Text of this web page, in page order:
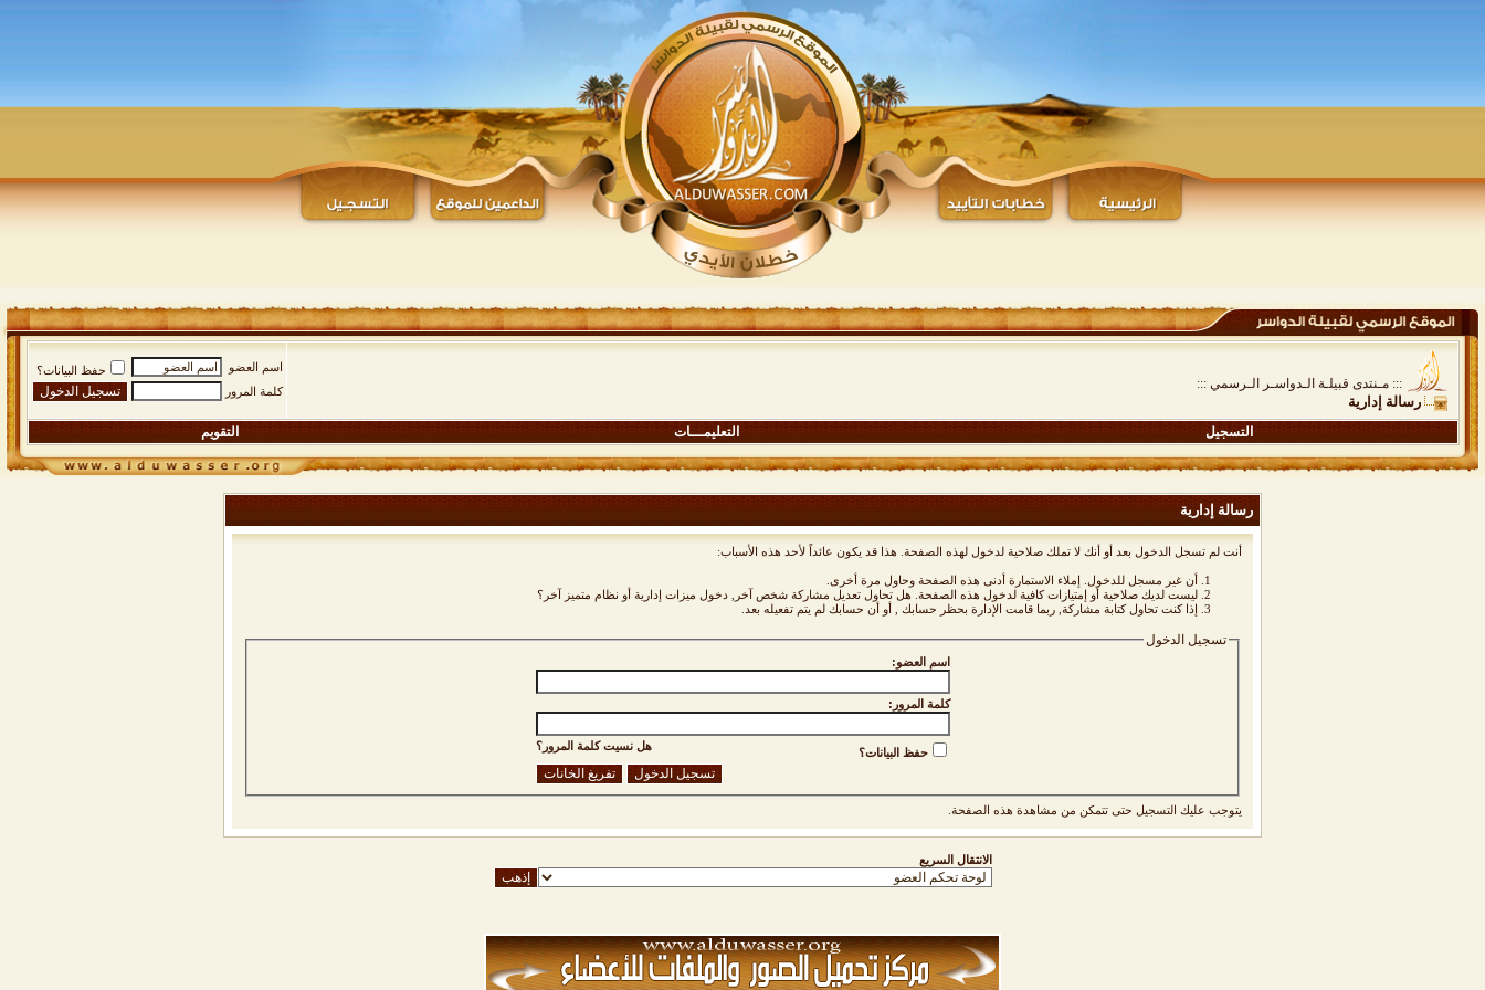
::: مـنتدى قبيلـة الـدواسـر الـرسمي :::
رسالة إدارية
اسم العضو
حفظ البيانات؟
كلمة المرور
التسجيل التعليمـــات التقويم
رسالة إدارية
أنت لم تسجل الدخول بعد أو أنك لا تملك صلاحية لدخول لهذه الصفحة. هذا قد يكون عائداً لأحد هذه الأسباب:
أن غير مسجل للدخول. إملاء الاستمارة أدنى هذه الصفحة وحاول مرة أخرى.
ليست لديك صلاحية أو إمتيازات كافية لدخول هذه الصفحة. هل تحاول تعديل مشاركة شخص آخر, دخول ميزات إدارية أو نظام متميز آخر؟
إذا كنت تحاول كتابة مشاركة, ربما قامت الإدارة بحظر حسابك , أو أن حسابك لم يتم تفعيله بعد.
تسجيل الدخول
اسم العضو:
كلمة المرور:
هل نسيت كلمة المرور؟ حفظ البيانات؟
يتوجب عليك التسجيل حتى تتمكن من مشاهدة هذه الصفحة.
الانتقال السريع